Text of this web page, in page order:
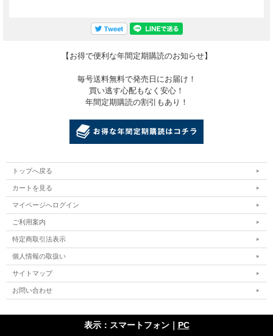
【お得で便利な年間定期購読のお知らせ】
毎号送料無料で発売日にお届け！
買い逃す心配もなく安心！
年間定期購読の割引もあり！
トップへ戻る
カートを見る
マイページへログイン
ご利用案内
特定商取引法表示
個人情報の取扱い
サイトマップ
お問い合わせ
表示：スマートフォン｜ PC